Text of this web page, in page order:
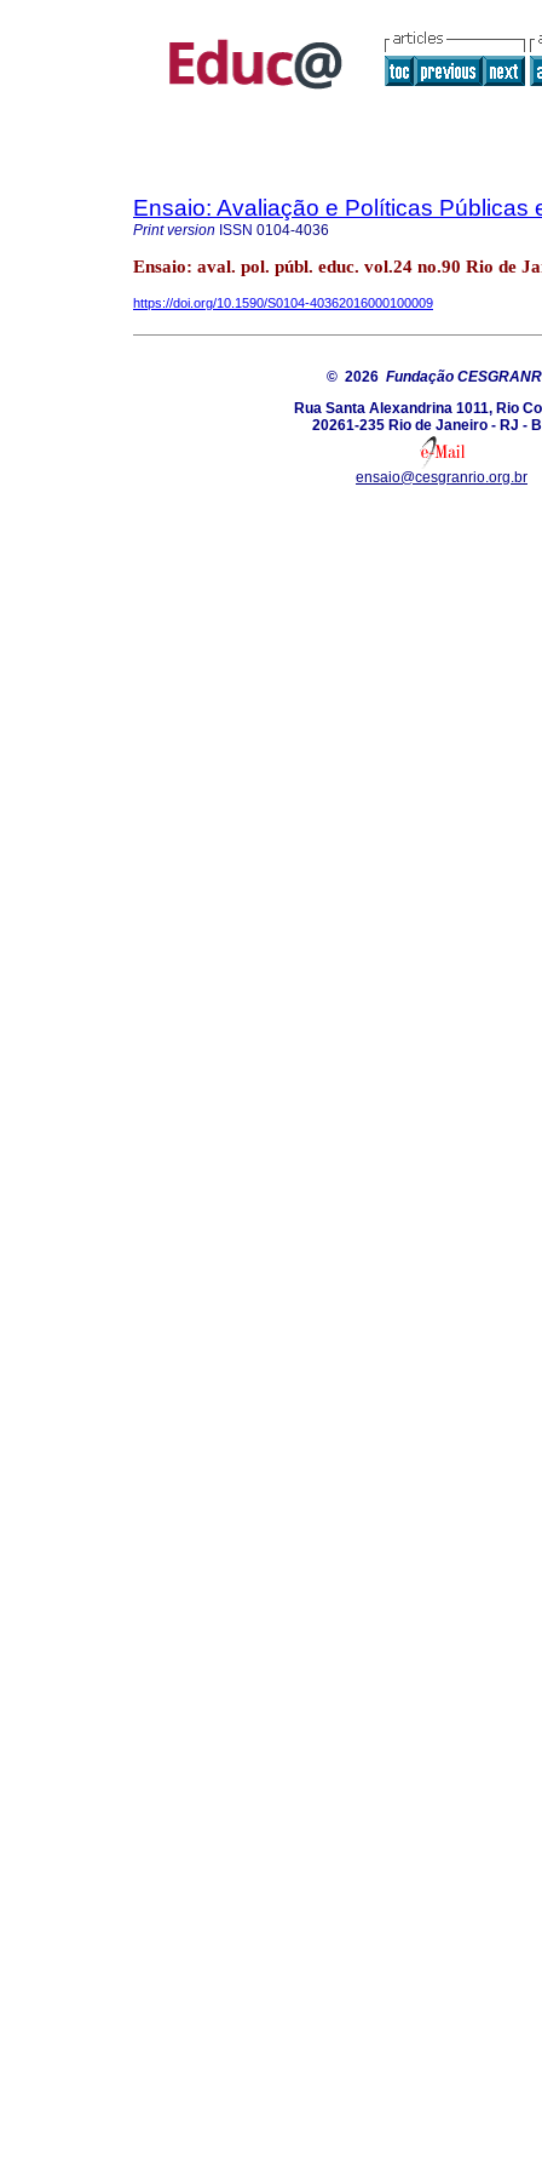
Ensaio: Avaliação e Políticas Públicas
Print version ISSN 0104-4036
Ensaio: aval. pol. públ. educ. vol.24 no.90 Rio de
https://doi.org/10.1590/S0104-40362016000100009
© 2026 Fundação
Rua Santa Alexandrina 1011, Rio
20261-235 Rio de Janeiro - RJ -
ensaio@cesgranrio.org.br